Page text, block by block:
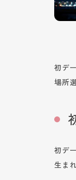
初デ
場所
初デ
生ま